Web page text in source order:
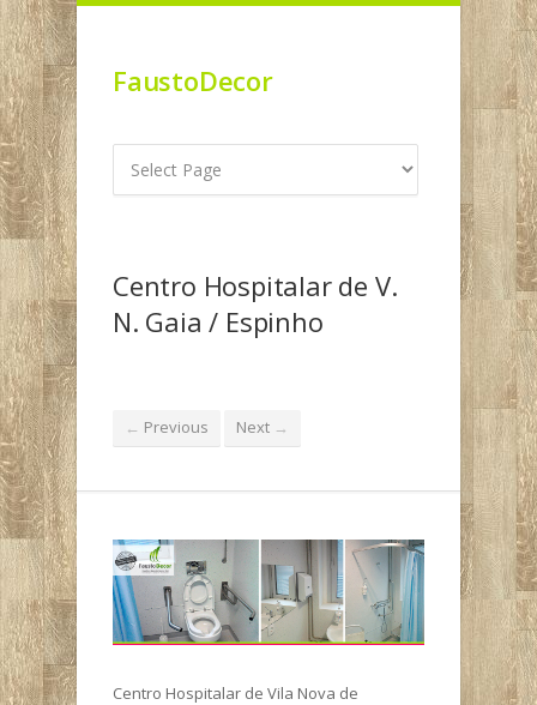
FaustoDecor
Centro Hospitalar de V.
N. Gaia / Espinho
← Previous Next →
Centro Hospitalar de Vila Nova de